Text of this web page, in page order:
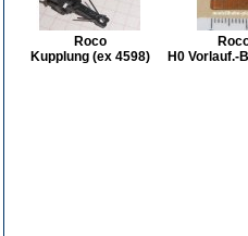
Roco
Kupplung (ex 4598)
H0 Vorlauf.-